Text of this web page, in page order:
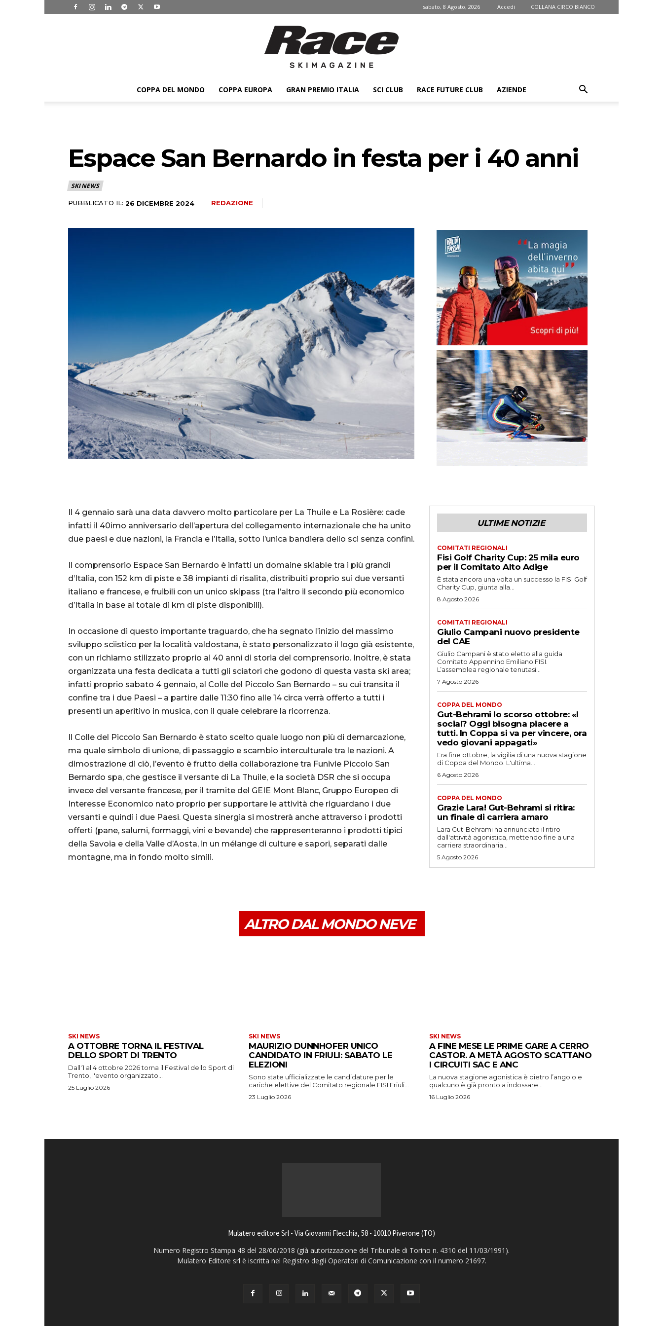
sabato, 8 Agosto, 2026 Accedi COLLANA CIRCO BIANCO
magazine
COPPA DEL MONDO COPPA EUROPA GRAN PREMIO ITALIA SCI CLUB RACE FUTURE CLUB AZIENDE
Espace San Bernardo in festa per i 40 anni
SKI NEWS
PUBBLICATO IL: 26 DICEMBRE 2024 REDAZIONE
Il 4 gennaio sarà una data davvero molto particolare per La Thuile e La Rosière: cade
infatti il 40imo anniversario dell’apertura del collegamento internazionale che ha unito
due paesi e due nazioni, la Francia e l’Italia, sotto l’unica bandiera dello sci senza confini.
Il comprensorio Espace San Bernardo è infatti un domaine skiable tra i più grandi
d’Italia, con 152 km di piste e 38 impianti di risalita, distribuiti proprio sui due versanti
italiano e francese, e fruibili con un unico skipass (tra l’altro il secondo più economico
d’Italia in base al totale di km di piste disponibili).
In occasione di questo importante traguardo, che ha segnato l’inizio del massimo
sviluppo sciistico per la località valdostana, è stato personalizzato il logo già esistente,
con un richiamo stilizzato proprio ai 40 anni di storia del comprensorio. Inoltre, è stata
organizzata una festa dedicata a tutti gli sciatori che godono di questa vasta ski area;
infatti proprio sabato 4 gennaio, al Colle del Piccolo San Bernardo – su cui transita il
confine tra i due Paesi – a partire dalle 11:30 fino alle 14 circa verrà offerto a tutti i
presenti un aperitivo in musica, con il quale celebrare la ricorrenza.
Il Colle del Piccolo San Bernardo è stato scelto quale luogo non più di demarcazione,
ma quale simbolo di unione, di passaggio e scambio interculturale tra le nazioni. A
dimostrazione di ciò, l’evento è frutto della collaborazione tra Funivie Piccolo San
Bernardo spa, che gestisce il versante di La Thuile, e la società DSR che si occupa
invece del versante francese, per il tramite del GEIE Mont Blanc, Gruppo Europeo di
Interesse Economico nato proprio per supportare le attività che riguardano i due
versanti e quindi i due Paesi. Questa sinergia si mostrerà anche attraverso i prodotti
offerti (pane, salumi, formaggi, vini e bevande) che rappresenteranno i prodotti tipici
della Savoia e della Valle d’Aosta, in un mélange di culture e sapori, separati dalle
montagne, ma in fondo molto simili.
ULTIME NOTIZIE
COMITATI REGIONALI
Fisi Golf Charity Cup: 25 mila euro
per il Comitato Alto Adige
È stata ancora una volta un successo la FISI Golf
Charity Cup, giunta alla...
8 Agosto 2026
COMITATI REGIONALI
Giulio Campani nuovo presidente
del CAE
Giulio Campani è stato eletto alla guida
Comitato Appennino Emiliano FISI.
L’assemblea regionale tenutasi...
7 Agosto 2026
COPPA DEL MONDO
Gut-Behrami lo scorso ottobre: «I
social? Oggi bisogna piacere a
tutti. In Coppa si va per vincere, ora
vedo giovani appagati»
Era fine ottobre, la vigilia di una nuova stagione
di Coppa del Mondo. L'ultima...
6 Agosto 2026
COPPA DEL MONDO
Grazie Lara! Gut-Behrami si ritira:
un finale di carriera amaro
Lara Gut-Behrami ha annunciato il ritiro
dall'attività agonistica, mettendo fine a una
carriera straordinaria...
5 Agosto 2026
ALTRO DAL MONDO NEVE
SKI NEWS
A OTTOBRE TORNA IL FESTIVAL
DELLO SPORT DI TRENTO
Dall'1 al 4 ottobre 2026 torna il Festival dello Sport di
Trento, l'evento organizzato...
25 Luglio 2026
SKI NEWS
MAURIZIO DUNNHOFER UNICO
CANDIDATO IN FRIULI: SABATO LE
ELEZIONI
Sono state ufficializzate le candidature per le
cariche elettive del Comitato regionale FISI Friuli...
23 Luglio 2026
SKI NEWS
A FINE MESE LE PRIME GARE A CERRO
CASTOR. A METÀ AGOSTO SCATTANO
I CIRCUITI SAC E ANC
La nuova stagione agonistica è dietro l’angolo e
qualcuno è già pronto a indossare...
16 Luglio 2026
Mulatero editore Srl - Via Giovanni Flecchia, 58 - 10010 Piverone (TO)
Numero Registro Stampa 48 del 28/06/2018 (già autorizzazione del Tribunale di Torino n. 4310 del 11/03/1991).
Mulatero Editore srl è iscritta nel Registro degli Operatori di Comunicazione con il numero 21697.